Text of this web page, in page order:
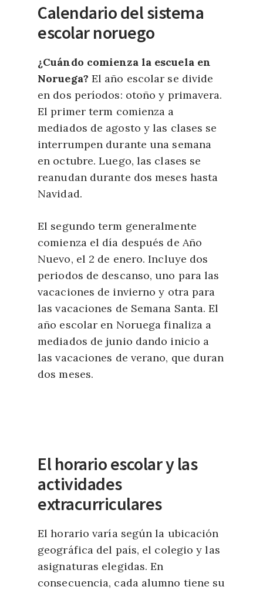
Calendario del sistema
escolar noruego
¿Cuándo comienza la escuela en
Noruega? El año escolar se divide
en dos períodos: otoño y primavera.
El primer term comienza a
mediados de agosto y las clases se
interrumpen durante una semana
en octubre. Luego, las clases se
reanudan durante dos meses hasta
Navidad.
El segundo term generalmente
comienza el día después de Año
Nuevo, el 2 de enero. Incluye dos
periodos de descanso, uno para las
vacaciones de invierno y otra para
las vacaciones de Semana Santa. El
año escolar en Noruega finaliza a
mediados de junio dando inicio a
las vacaciones de verano, que duran
dos meses.
El horario escolar y las
actividades
extracurriculares
El horario varía según la ubicación
geográfica del país, el colegio y las
asignaturas elegidas. En
consecuencia, cada alumno tiene su